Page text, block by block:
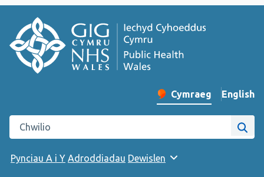
Newid iaith y wefan
Cymraeg English
–
Chwilio gwefan Iechyd Cyhoeddus Cymru
Pynciau A i Y Adroddiadau Dewislen